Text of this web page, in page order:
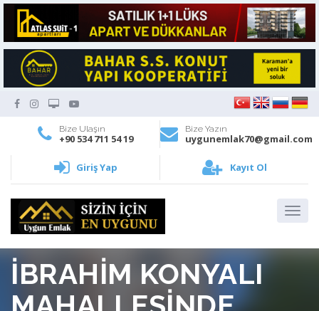
Bize Ulaşın
+90 534 711 54 19
Bize Yazın
uygunemlak70@gmail.com
Giriş Yap Kayıt Ol
İBRAHİM KONYALI